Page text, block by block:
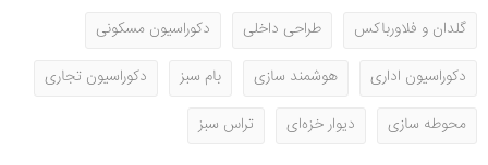
گلدان و فلاورباکس طراحی داخلی
دکوراسیون مسکونی
دکوراسیون اداری
هوشمند سازی بام سبز
دکوراسیون تجاری
محوطه سازی
دیوار خزه‌ای تراس سبز